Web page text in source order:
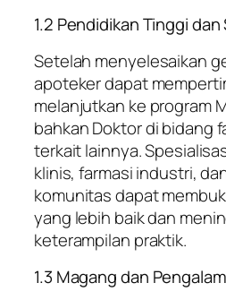
1.2 Pendidikan Tinggi
Setelah menyelesaikan
apoteker dapat
melanjutkan ke program
bahkan Doktor di bidang
terkait lainnya.
klinis, farmasi industri,
komunitas dapat
yang lebih baik dan
keterampilan praktik.
1.3 Magang dan